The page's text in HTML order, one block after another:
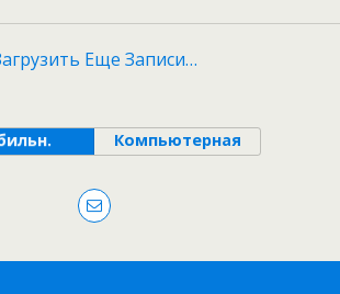
Еще Записи…
Компьютерная